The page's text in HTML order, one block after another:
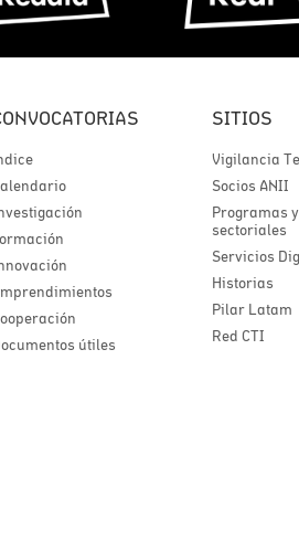
útiles
SITIOS
Vigilancia
Socios ANII
Programas
sectoriales
Servicios
Historias
Pilar Latam
Red CTI